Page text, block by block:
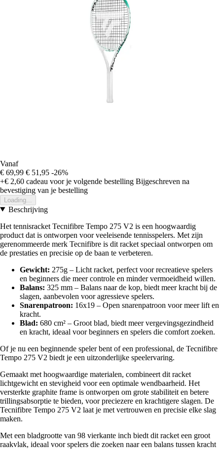
Vanaf
€ 69,99 € 51,95 -26%
+€ 2,60 cadeau voor je volgende bestelling Bijgeschreven na
bevestiging van je bestelling
Loading...
Beschrijving
Het tennisracket Tecnifibre Tempo 275 V2 is een hoogwaardig
product dat is ontworpen voor veeleisende tennisspelers. Met zijn
gerenommeerde merk Tecnifibre is dit racket speciaal ontworpen om
de prestaties en precisie op de baan te verbeteren.
Gewicht: 275g – Licht racket, perfect voor recreatieve spelers
en beginners die meer controle en minder vermoeidheid willen.
Balans: 325 mm – Balans naar de kop, biedt meer kracht bij de
slagen, aanbevolen voor agressieve spelers.
Snarenpatroon: 16x19 – Open snarenpatroon voor meer lift en
kracht.
Blad: 680 cm² – Groot blad, biedt meer vergevingsgezindheid
en kracht, ideaal voor beginners en spelers die comfort zoeken.
Of je nu een beginnende speler bent of een professional, de Tecnifibre
Tempo 275 V2 biedt je een uitzonderlijke speelervaring.
Gemaakt met hoogwaardige materialen, combineert dit racket
lichtgewicht en stevigheid voor een optimale wendbaarheid. Het
versterkte graphite frame is ontworpen om grote stabiliteit en betere
trillingsabsorptie te bieden, voor preciezere en krachtigere slagen. De
Tecnifibre Tempo 275 V2 laat je met vertrouwen en precisie elke slag
maken.
Met een bladgrootte van 98 vierkante inch biedt dit racket een groot
raakvlak, ideaal voor spelers die zoeken naar een balans tussen kracht